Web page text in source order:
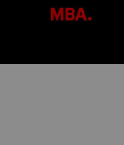
MBA.